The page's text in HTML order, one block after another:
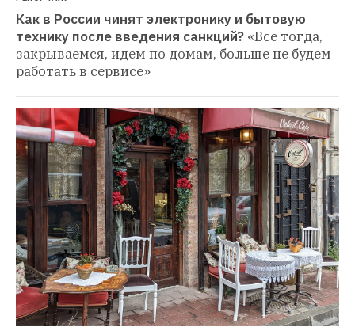
Как в России чинят электронику и бытовую
технику после введения санкций? «Все тогда,
закрываемся, идем по домам, больше не будем
работать в сервисе»